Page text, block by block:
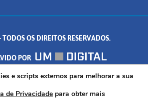
de ferramentas
OS DIREITOS RESERVADOS.
POR
328 - PALMEIRAS, FORMIGA/MG - CEP:
35.574.530
e scripts externos para melhorar a sua
de Privacidade para obter mais